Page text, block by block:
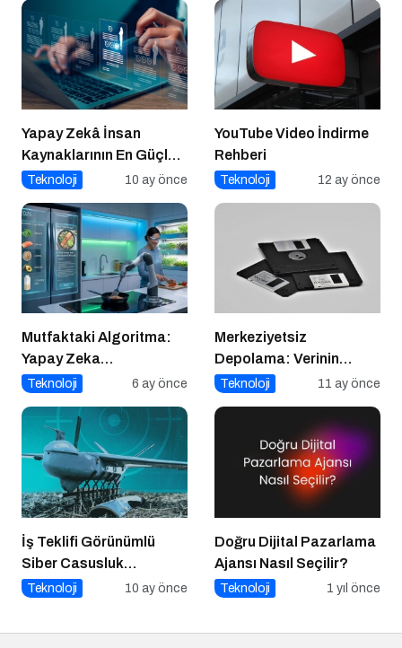
Yapay Zekâ İnsan
Kaynaklarının En Güçlü
Stratejik Ortağına
Teknoloji 10 ay önce
YouTube Video İndirme
Rehberi
Teknoloji 12 ay önce
Mutfaktaki Algoritma:
Yapay Zeka
Gastronomiyi Nasıl
Teknoloji 6 ay önce
Merkeziyetsiz
Depolama: Verinin
Geleceği Web3 ile
Teknoloji 11 ay önce
İş Teklifi Görünümlü
Siber Casusluk
Operasyonu
Teknoloji 10 ay önce
Doğru Dijital Pazarlama
Ajansı Nasıl Seçilir?
Teknoloji 1 yıl önce